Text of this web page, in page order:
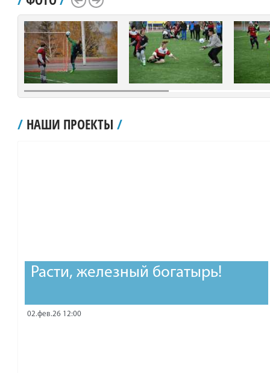
Scroll LeftScroll Right
/ НАШИ ПРОЕКТЫ /
Расти, железный богатырь!
02.фев.26 12:00